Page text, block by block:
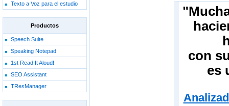
Texto a Voz para el estudio
Productos
Speech Suite
Speaking Notepad
1st Read It Aloud!
SEO Assistant
TResManager
con
es